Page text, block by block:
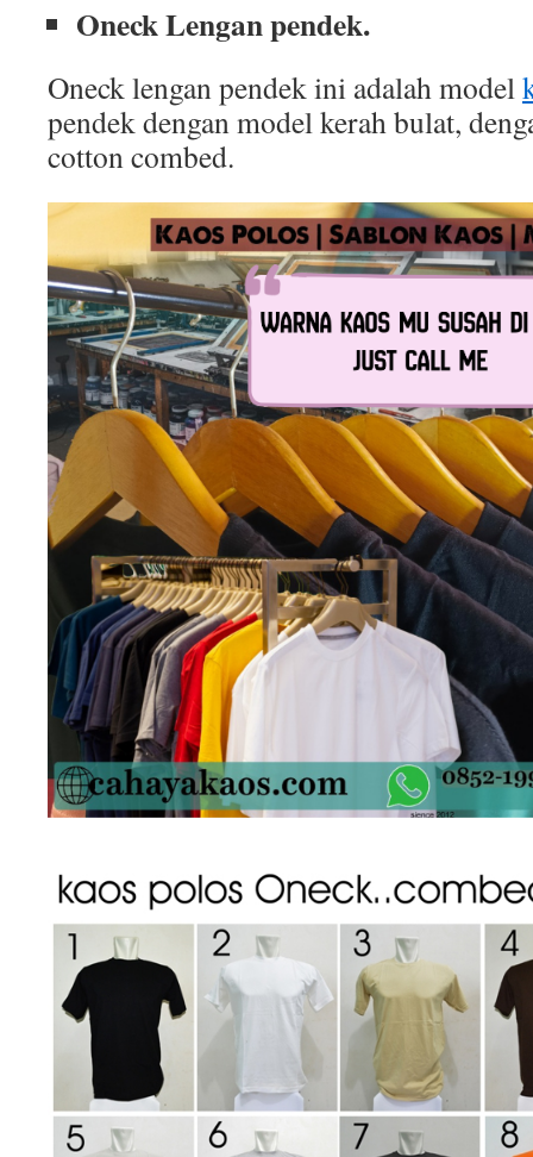
Oneck Lengan pendek.
Oneck lengan pendek ini adalah model
pendek dengan model kerah bulat,
cotton combed.